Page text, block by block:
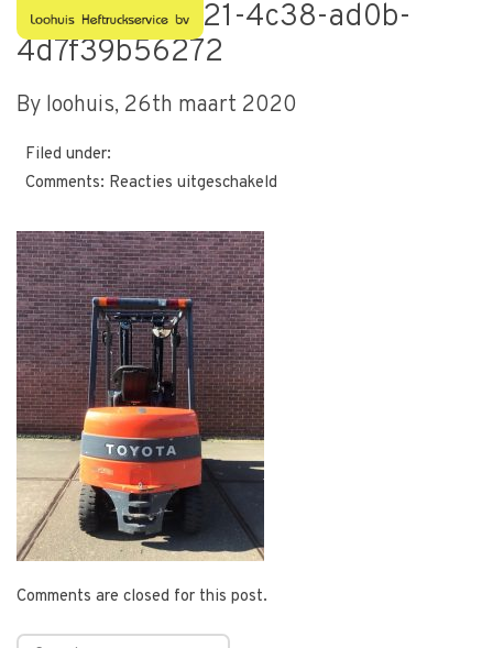
ad289bbe-7921-4c38-ad0b-
4d7f39b56272
By loohuis, 26th maart 2020
Filed under:
Comments: Reacties uitgeschakeld
Comments are closed for this post.